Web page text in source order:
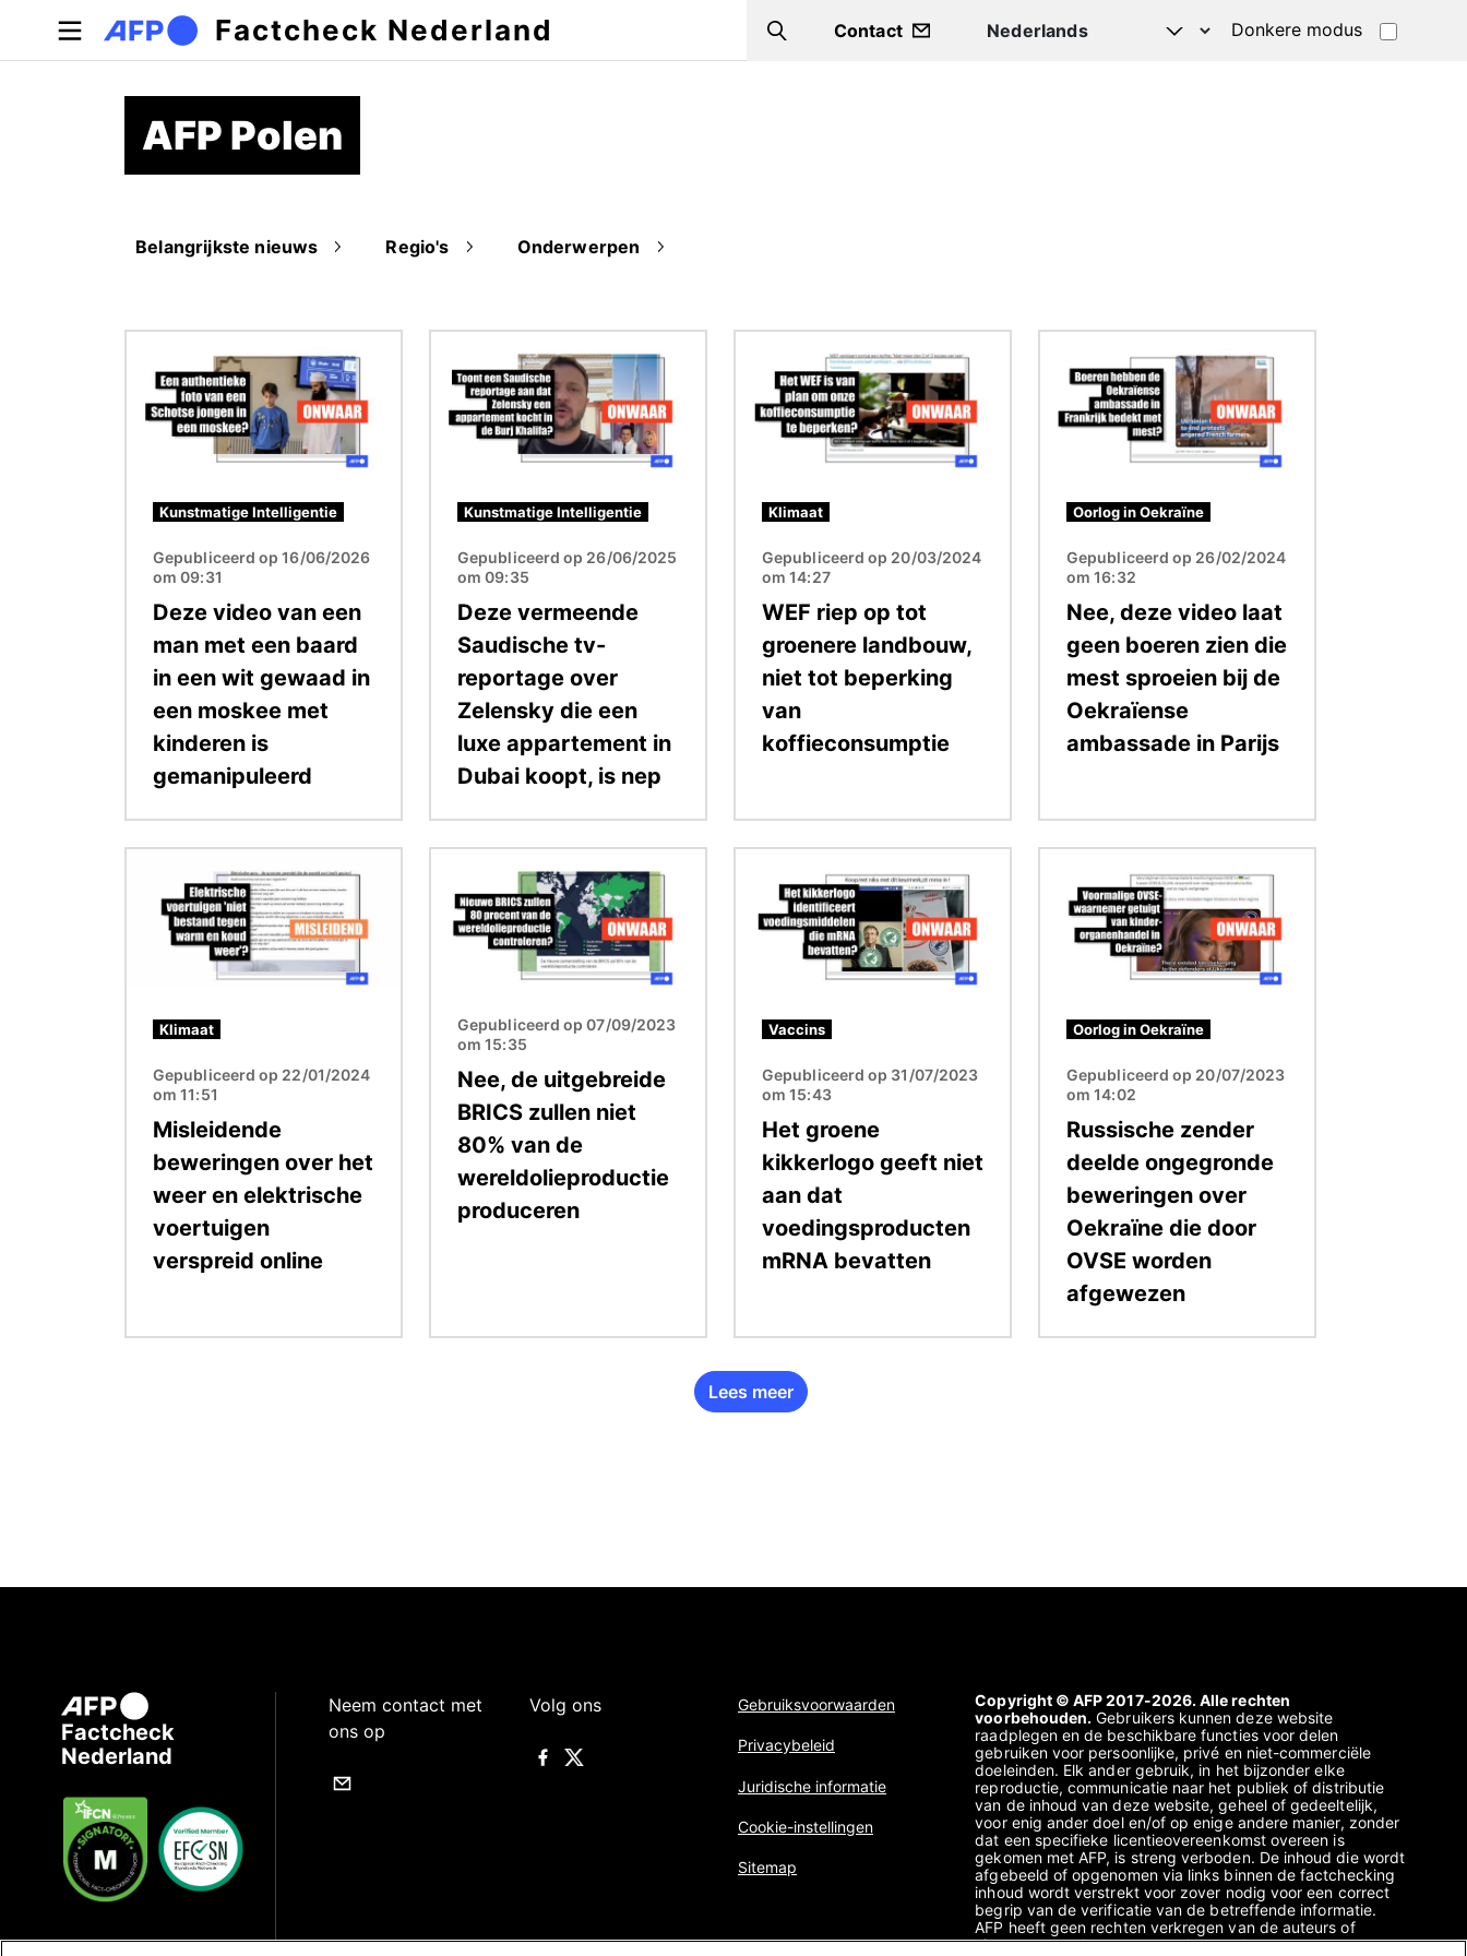
Overslaan en naar de inhoud gaan
Factcheck Nederland Search
Contact Donkere modus
AFP Polen
Belangrijkste nieuws Regio's Onderwerpen
Kunstmatige Intelligentie
Gepubliceerd op 16/06/2026
om 09:31
Deze video van een
man met een baard
in een wit gewaad in
een moskee met
kinderen is
gemanipuleerd
Kunstmatige Intelligentie
Gepubliceerd op 26/06/2025
om 09:35
Deze vermeende
Saudische tv-
reportage over
Zelensky die een
luxe appartement in
Dubai koopt, is nep
Klimaat
Gepubliceerd op 20/03/2024
om 14:27
WEF riep op tot
groenere landbouw,
niet tot beperking
van
koffieconsumptie
Oorlog in Oekraïne
Gepubliceerd op 26/02/2024
om 16:32
Nee, deze video laat
geen boeren zien die
mest sproeien bij de
Oekraïense
ambassade in Parijs
Klimaat
Gepubliceerd op 22/01/2024
om 11:51
Misleidende
beweringen over het
weer en elektrische
voertuigen
verspreid online
Gepubliceerd op 07/09/2023
om 15:35
Nee, de uitgebreide
BRICS zullen niet
80% van de
wereldolieproductie
produceren
Vaccins
Gepubliceerd op 31/07/2023
om 15:43
Het groene
kikkerlogo geeft niet
aan dat
voedingsproducten
mRNA bevatten
Oorlog in Oekraïne
Gepubliceerd op 20/07/2023
om 14:02
Russische zender
deelde ongegronde
beweringen over
Oekraïne die door
OVSE worden
afgewezen
Lees meer
Factcheck
Nederland
Neem contact met
ons op
Volg ons Gebruiksvoorwaarden
Privacybeleid
Juridische informatie
Cookie-instellingen
Sitemap
Copyright © AFP 2017-2026. Alle rechten
voorbehouden. Gebruikers kunnen deze website
raadplegen en de beschikbare functies voor delen
gebruiken voor persoonlijke, privé en niet-commerciële
doeleinden. Elk ander gebruik, in het bijzonder elke
reproductie, communicatie naar het publiek of distributie
van de inhoud van deze website, geheel of gedeeltelijk,
voor enig ander doel en/of op enige andere manier, zonder
dat een specifieke licentieovereenkomst overeen is
gekomen met AFP, is streng verboden. De inhoud die wordt
afgebeeld of opgenomen via links binnen de factchecking
inhoud wordt verstrekt voor zover nodig voor een correct
begrip van de verificatie van de betreffende informatie.
AFP heeft geen rechten verkregen van de auteurs of
eigenaren van het auteursrecht van deze content van